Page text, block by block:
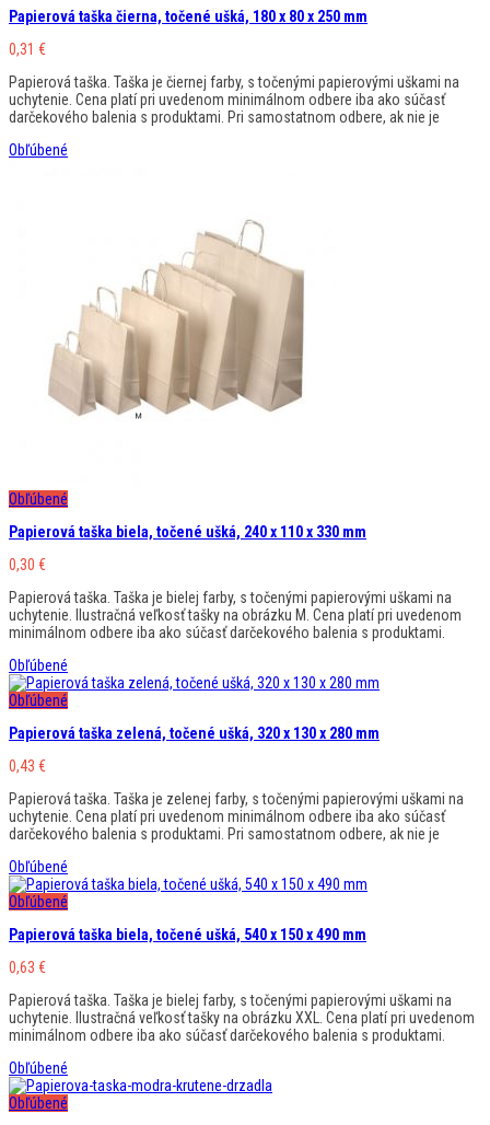
Papierová taška čierna, točené ušká, 180 x 80 x 250 mm
0,31 €
Papierová taška. Taška je čiernej farby, s točenými papierovými uškami na
uchytenie. Cena platí pri uvedenom minimálnom odbere iba ako súčasť
darčekového balenia s produktami. Pri samostatnom odbere, ak nie je
Obľúbené
Obľúbené
Papierová taška biela, točené ušká, 240 x 110 x 330 mm
0,30 €
Papierová taška. Taška je bielej farby, s točenými papierovými uškami na
uchytenie. Ilustračná veľkosť tašky na obrázku M. Cena platí pri uvedenom
minimálnom odbere iba ako súčasť darčekového balenia s produktami.
Obľúbené
Obľúbené
Papierová taška zelená, točené ušká, 320 x 130 x 280 mm
0,43 €
Papierová taška. Taška je zelenej farby, s točenými papierovými uškami na
uchytenie. Cena platí pri uvedenom minimálnom odbere iba ako súčasť
darčekového balenia s produktami. Pri samostatnom odbere, ak nie je
Obľúbené
Obľúbené
Papierová taška biela, točené ušká, 540 x 150 x 490 mm
0,63 €
Papierová taška. Taška je bielej farby, s točenými papierovými uškami na
uchytenie. Ilustračná veľkosť tašky na obrázku XXL. Cena platí pri uvedenom
minimálnom odbere iba ako súčasť darčekového balenia s produktami.
Obľúbené
Obľúbené